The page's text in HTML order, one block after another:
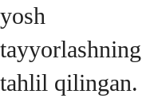
yosh
tahlil qilingan.